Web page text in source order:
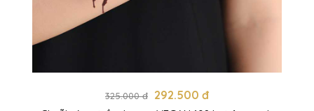
325.000 đ 292.500 đ